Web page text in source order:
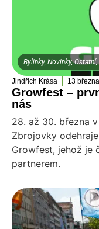
Bylinky, Novinky,Ostatní,
Jindřich Krása 13
Growfest –
nás
28. až 30. března
Zbrojovky
Growfest, jehož je
partnerem.